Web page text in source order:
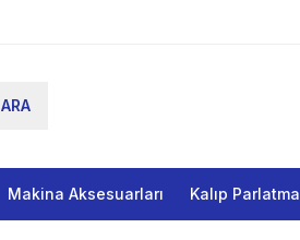
ARA
Makina Aksesuarları Kalıp